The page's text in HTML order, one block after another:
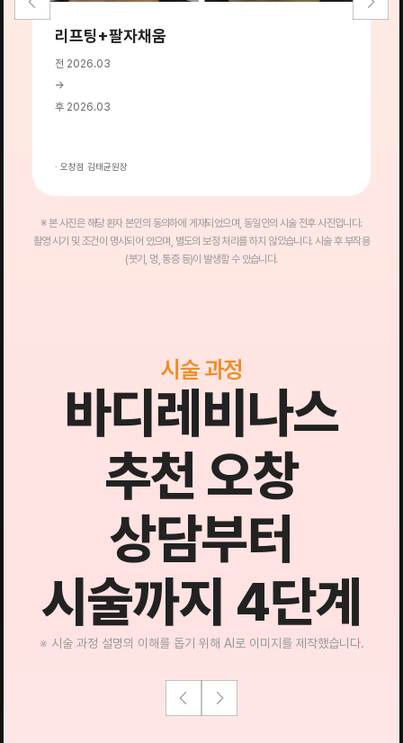
리프팅+팔자채움
전 2026.03
→
후 2026.03
· 오창점 김태균원장
※ 본 사진은 해당 환자 본인의 동의하에 게재되었으며, 동일인의 시술 전후 사진입니다.
촬영 시기 및 조건이 명시되어 있으며, 별도의 보정 처리를 하지 않았습니다. 시술 후 부작용
(붓기, 멍, 통증 등)이 발생할 수 있습니다.
시술 과정
바디레비나스
추천 오창
상담부터
시술까지 4단계
※ 시술 과정 설명의 이해를 돕기 위해 AI로 이미지를 제작했습니다.